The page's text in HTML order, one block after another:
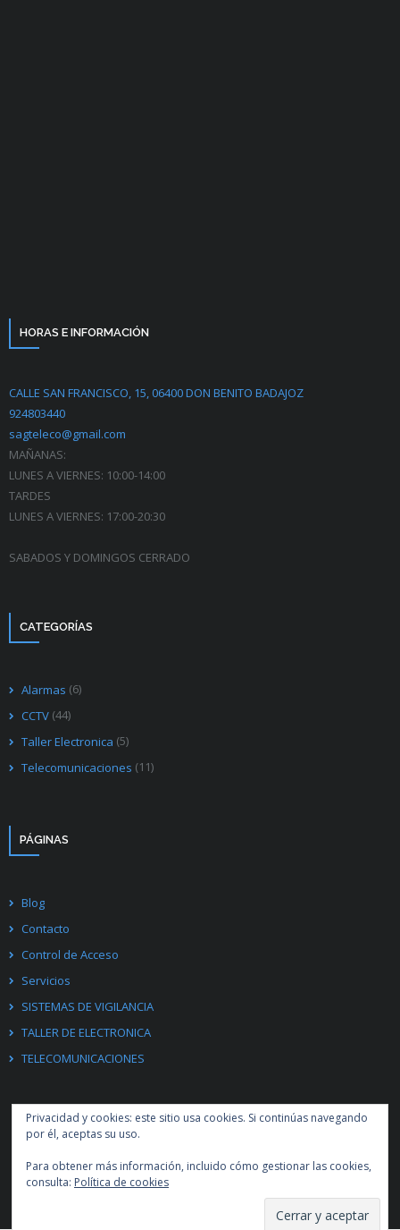
HORAS E INFORMACIÓN
CALLE SAN FRANCISCO, 15, 06400 DON BENITO BADAJOZ
924803440
sagteleco@gmail.com
MAÑANAS:
LUNES A VIERNES: 10:00-14:00
TARDES
LUNES A VIERNES: 17:00-20:30
SABADOS Y DOMINGOS CERRADO
CATEGORÍAS
Alarmas (6)
CCTV (44)
Taller Electronica (5)
Telecomunicaciones (11)
PÁGINAS
Blog
Contacto
Control de Acceso
Servicios
SISTEMAS DE VIGILANCIA
TALLER DE ELECTRONICA
TELECOMUNICACIONES
Desarrollado porThink Up Themes Ltd. Creado conWordPress.
Privacidad y cookies: este sitio usa cookies. Si continúas navegando
por él, aceptas su uso.
Para obtener más información, incluido cómo gestionar las cookies,
consulta: Política de cookies